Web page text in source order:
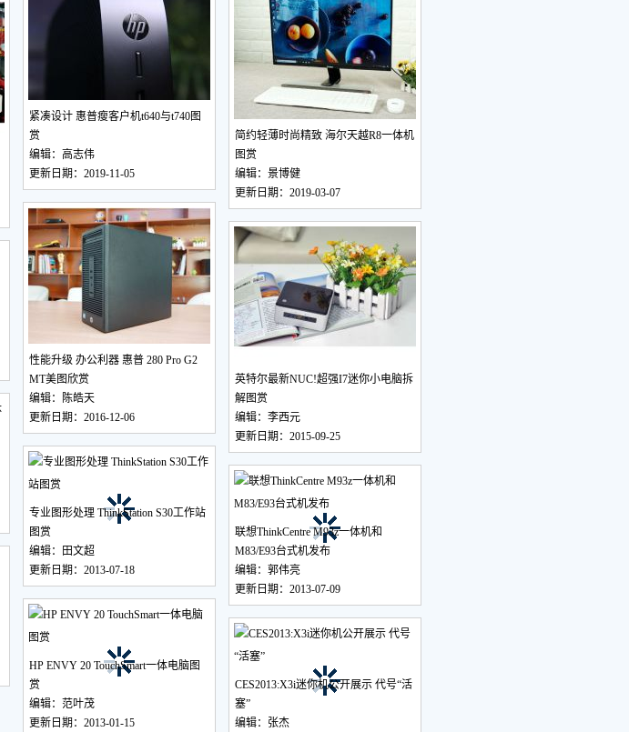
紧凑设计 惠普瘦客户机t640与t740图
赏
编辑：高志伟
更新日期：2019-11-05
简约轻薄时尚精致 海尔天越R8一体机
图赏
编辑：景博健
更新日期：2019-03-07
性能升级 办公利器 惠普 280 Pro G2
MT美图欣赏
编辑：陈皓天
更新日期：2016-12-06
英特尔最新NUC!超强I7迷你小电脑拆
解图赏
编辑：李西元
更新日期：2015-09-25
专业图形处理 ThinkStation S30工作站
图赏
编辑：田文超
更新日期：2013-07-18
联想ThinkCentre M93z一体机和
M83/E93台式机发布
编辑：郭伟亮
更新日期：2013-07-09
HP ENVY 20 TouchSmart一体电脑图
赏
编辑：范叶茂
更新日期：2013-01-15
CES2013:X3i迷你机公开展示 代号“活
塞”
编辑：张杰